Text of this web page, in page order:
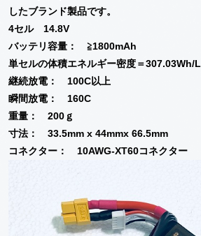
したブランド製品です。
4セル 14.8V
バッテリ容量： ≧1800mAh
単セルの体積エネルギー密度＝307.03Wh/L
継続放電： 100C以上
瞬間放電： 160C
重量： 200ｇ
寸法： 33.5mm x 44mmx 66.5mm
コネクター： 10AWG-XT60コネクター